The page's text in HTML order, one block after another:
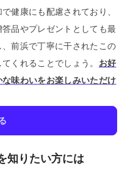
健康にも配慮されており、
品やプレゼントとしても最
前浜で丁寧に干されたこの
くれることでしょう。 お好
味わいをお楽しみいただけ
知りたい方には